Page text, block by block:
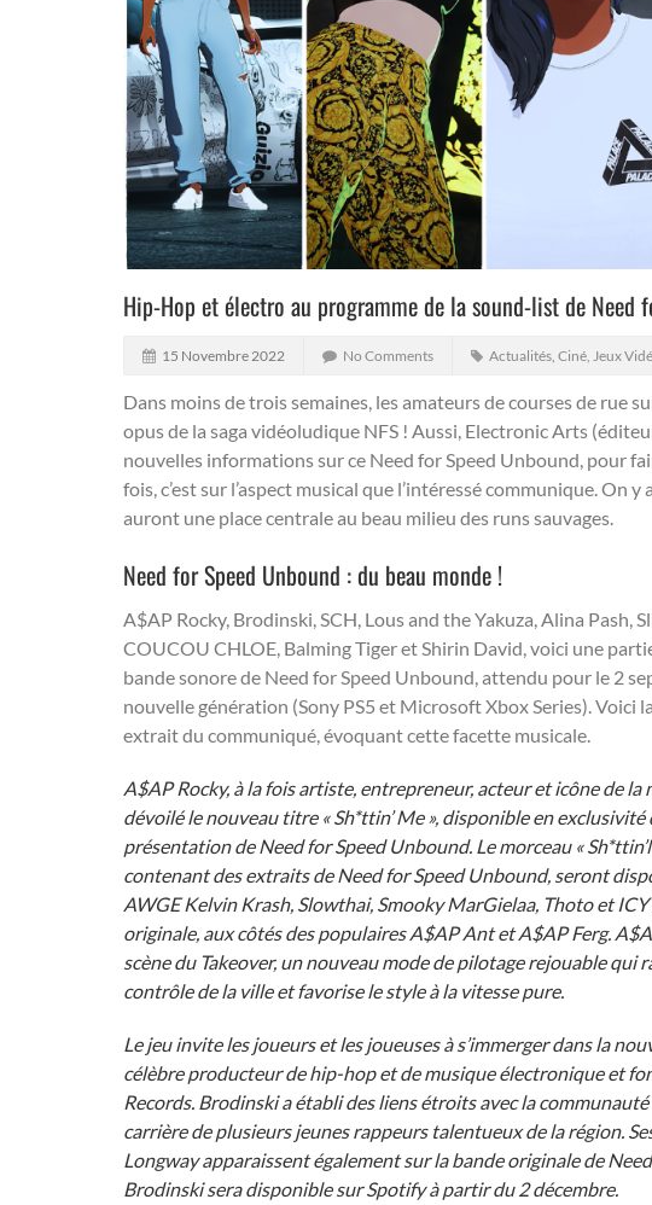
Hip-Hop et électro au programme de la sound-list de Need
15 Novembre 2022 No Comments Actualités, Ciné, Jeux
Dans moins de trois semaines, les amateurs de courses de rue
opus de la saga vidéoludique NFS ! Aussi, Electronic Arts
nouvelles informations sur ce Need for Speed Unbound, pour
fois, c’est sur l’aspect musical que l’intéressé communique. On
auront une place centrale au beau milieu des runs sauvages.
Need for Speed Unbound : du beau monde !
A$AP Rocky, Brodinski, SCH, Lous and the Yakuza, Alina Pash,
COUCOU CHLOE, Balming Tiger et Shirin David, voici une
bande sonore de Need for Speed Unbound, attendu pour le 2
nouvelle génération (Sony PS5 et Microsoft Xbox Series). Voici
extrait du communiqué, évoquant cette facette musicale.
A$AP Rocky, à la fois artiste, entrepreneur, acteur et icône de la
dévoilé le nouveau titre « Sh*ttin’ Me », disponible en exclusivité
présentationde Need for Speed Unbound. Le morceau «
contenant des extraits de Need for Speed Unbound, seront
AWGE Kelvin Krash, Slowthai, Smooky MarGielaa, Thoto et
originale, aux côtés des populaires A$AP Ant et A$AP Ferg.
scène du Takeover, un nouveau mode de pilotage rejouable qui
contrôle de la ville et favorise le style à la vitesse pure.
Le jeu invite les joueurs et les joueuses à s’immerger dans la
célèbre producteur de hip-hop et de musique électronique et
Records. Brodinski a établi des liens étroits avec la
carrière de plusieurs jeunes rappeurs talentueux de la région.
Longway apparaissent également sur la bande originale de
Brodinski sera disponible sur Spotify à partir du 2 décembre.